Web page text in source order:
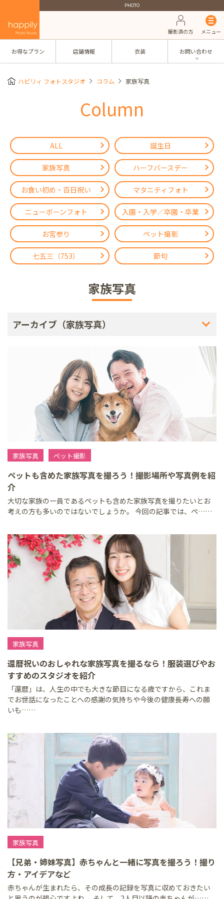
PHOTO
撮影済の方 メニュー
お得なプラン 店舗情報 衣装 お問い合わせ
ハピリィ フォトスタジオ コラム 家族写真
Column
ALL 誕生日
家族写真 ハーフバースデー
お食い初め・百日祝い マタニティフォト
ニューボーンフォト 入園・入学／卒園・卒業
お宮参り ペット撮影
七五三（753） 節句
家族写真
アーカイブ（家族写真）
家族写真 ペット撮影
ペットも含めた家族写真を撮ろう！撮影場所や写真例を紹
介
大切な家族の一員であるペットも含めた家族写真を撮りたいとお
考えの方も多いのではないでしょうか。 今回の記事では、ペ……
家族写真
還暦祝いのおしゃれな家族写真を撮るなら！服装選びやお
すすめのスタジオを紹介
「還暦」は、人生の中でも大きな節目になる歳ですから、これま
でお世話になったことへの感謝の気持ちや今後の健康長寿への願
いも……
家族写真
【兄弟・姉妹写真】赤ちゃんと一緒に写真を撮ろう！撮り
方・アイデアなど
赤ちゃんが生まれたら、その成長の記録を写真に収めておきたい